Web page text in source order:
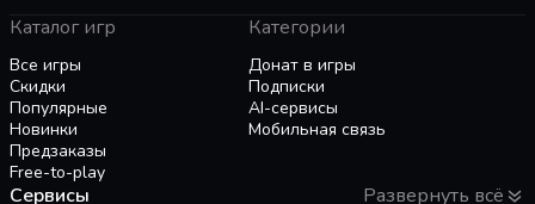
Каталог игр
Все игры
Скидки
Популярные
Новинки
Предзаказы
Free-to-play
Категории
Донат в игры
Подписки
AI-сервисы
Мобильная связь
Сервисы
Развернуть всё